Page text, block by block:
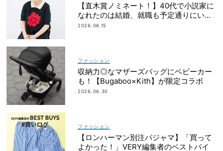
【直木賞ノミネート！】40代で小説家に
なれたのは結婚、就職も予定通りにいか
なかったから｜朝倉かすみさん
2026.06.15
ファッション
収納力◎なマザーズバッグにベビーカー
も！【Bugaboo×Kith】が限定コラボ
2026.06.30
ファッション
【ロンハーマン別注パジャマ】「買って
よかった！」VERY編集者のベストバイ